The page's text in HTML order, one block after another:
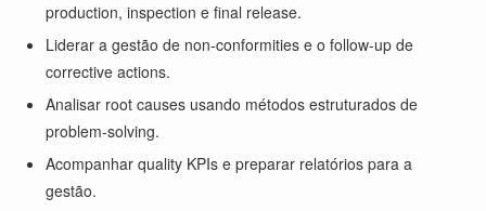
production, inspection e final release.
Liderar a gestão de non-conformities e o follow-up de
corrective actions.
Analisar root causes usando métodos estruturados de
problem-solving.
Acompanhar quality KPIs e preparar relatórios para a
gestão.